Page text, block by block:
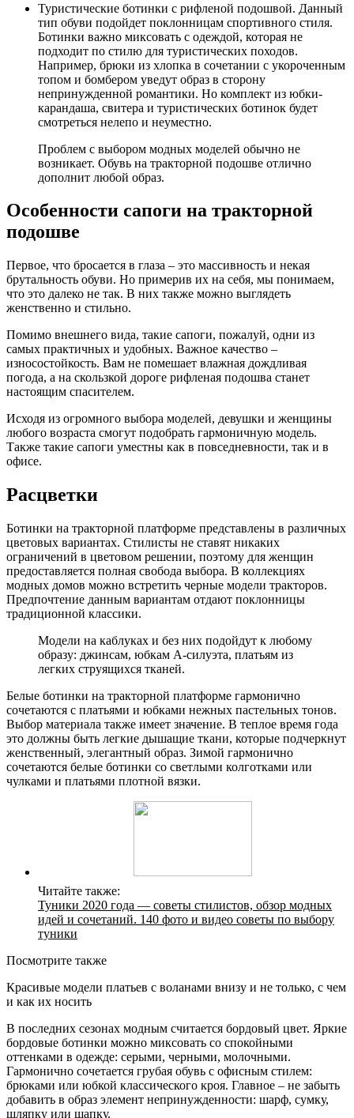
Туристические ботинки с рифленой подошвой. Данный
тип обуви подойдет поклонницам спортивного стиля.
Ботинки важно миксовать с одеждой, которая не
подходит по стилю для туристических походов.
Например, брюки из хлопка в сочетании с укороченным
топом и бомбером уведут образ в сторону
непринужденной романтики. Но комплект из юбки-
карандаша, свитера и туристических ботинок будет
смотреться нелепо и неуместно.
Проблем с выбором модных моделей обычно не
возникает. Обувь на тракторной подошве отлично
дополнит любой образ.
Особенности сапоги на тракторной
подошве
Первое, что бросается в глаза – это массивность и некая
брутальность обуви. Но примерив их на себя, мы понимаем,
что это далеко не так. В них также можно выглядеть
женственно и стильно.
Помимо внешнего вида, такие сапоги, пожалуй, одни из
самых практичных и удобных. Важное качество –
износостойкость. Вам не помешает влажная дождливая
погода, а на скользкой дороге рифленая подошва станет
настоящим спасителем.
Исходя из огромного выбора моделей, девушки и женщины
любого возраста смогут подобрать гармоничную модель.
Также такие сапоги уместны как в повседневности, так и в
офисе.
Расцветки
Ботинки на тракторной платформе представлены в различных
цветовых вариантах. Стилисты не ставят никаких
ограничений в цветовом решении, поэтому для женщин
предоставляется полная свобода выбора. В коллекциях
модных домов можно встретить черные модели тракторов.
Предпочтение данным вариантам отдают поклонницы
традиционной классики.
Модели на каблуках и без них подойдут к любому
образу: джинсам, юбкам А-силуэта, платьям из
легких струящихся тканей.
Белые ботинки на тракторной платформе гармонично
сочетаются с платьями и юбками нежных пастельных тонов.
Выбор материала также имеет значение. В теплое время года
это должны быть легкие дышащие ткани, которые подчеркнут
женственный, элегантный образ. Зимой гармонично
сочетаются белые ботинки со светлыми колготками или
чулками и платьями плотной вязки.
Читайте также:
Туники 2020 года — советы стилистов, обзор модных
идей и сочетаний. 140 фото и видео советы по выбору
туники
Посмотрите также
Красивые модели платьев с воланами внизу и не только, с чем
и как их носить
В последних сезонах модным считается бордовый цвет. Яркие
бордовые ботинки можно миксовать со спокойными
оттенками в одежде: серыми, черными, молочными.
Гармонично сочетается грубая обувь с офисным стилем:
брюками или юбкой классического кроя. Главное – не забыть
добавить в образ элемент непринужденности: шарф, сумку,
шляпку или шапку.